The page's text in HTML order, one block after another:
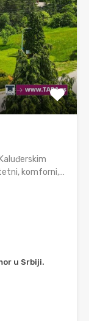
komforni,…
u Srbiji.